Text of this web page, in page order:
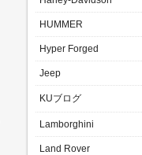
HUMMER
Hyper Forged
Jeep
KUブログ
Lamborghini
Land Rover